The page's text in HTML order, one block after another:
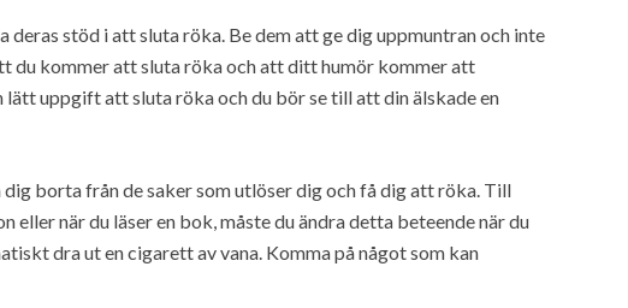
deras stöd i att sluta röka. Be dem att ge dig uppmuntran och inte
du kommer att sluta röka och att ditt humör kommer att
lätt uppgift att sluta röka och du bör se till att din älskade en
borta från de saker som utlöser dig och få dig att röka. Till
eller när du läser en bok, måste du ändra detta beteende när du
dra ut en cigarett av vana. Komma på något som kan